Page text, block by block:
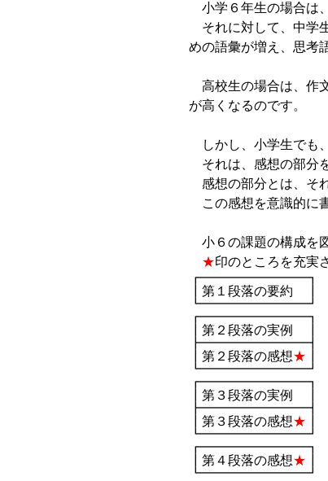
小学６年生の場合は
それに対して、中学
めの語彙が増え、思考
高校生の場合は、作
が高くなるのです。
しかし、小学生でも
それは、感想の部分
感想の部分とは、そ
この感想を意識的に
小６の課題の構成を
★印のところを充実
┏━━━━━━━━┓
┃第１段落の要約 ┃
┗━━━━━━━━┛
┏━━━━━━━━┓
┃第２段落の実例 ┃
┣━━━━━━━━┫
┃第２段落の感想★
┗━━━━━━━━┛
┏━━━━━━━━┓
┃第３段落の実例 ┃
┣━━━━━━━━┫
┃第３段落の感想★
┗━━━━━━━━┛
┏━━━━━━━━┓
┃第４段落の感想★
┗━━━━━━━━┛